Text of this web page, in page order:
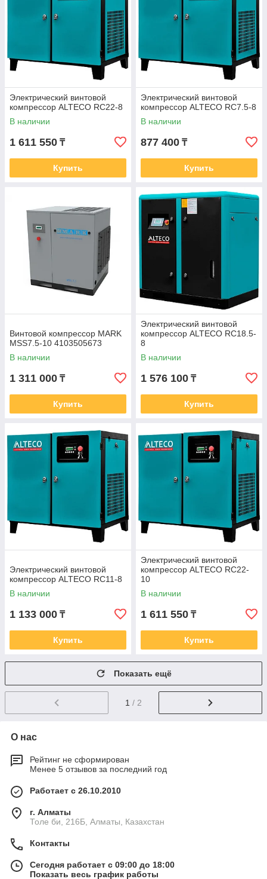
Электрический винтовой
компрессор ALTECO RC22-8
В наличии
1 611 550 ₸
Купить
Электрический винтовой
компрессор ALTECO RC7.5-8
В наличии
877 400 ₸
Купить
Винтовой компрессор MARK
MSS7.5-10 4103505673
В наличии
1 311 000 ₸
Купить
Электрический винтовой
компрессор ALTECO RC18.5-
8
В наличии
1 576 100 ₸
Купить
Электрический винтовой
компрессор ALTECO RC11-8
В наличии
1 133 000 ₸
Купить
Электрический винтовой
компрессор ALTECO RC22-
10
В наличии
1 611 550 ₸
Купить
Показать ещё
1 / 2
О нас
Рейтинг не сформирован
Менее 5 отзывов за последний год
Работает с 26.10.2010
г. Алматы
Толе би, 216Б, Алматы, Казахстан
Контакты
Сегодня работает с 09:00 до 18:00
Показать весь график работы